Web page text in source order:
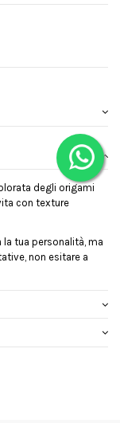
degli origami
con texture
tua personalità, ma
non esitare a